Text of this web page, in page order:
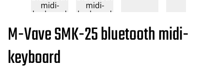
M-Vave SMK-25 bluetooth midi-
keyboard